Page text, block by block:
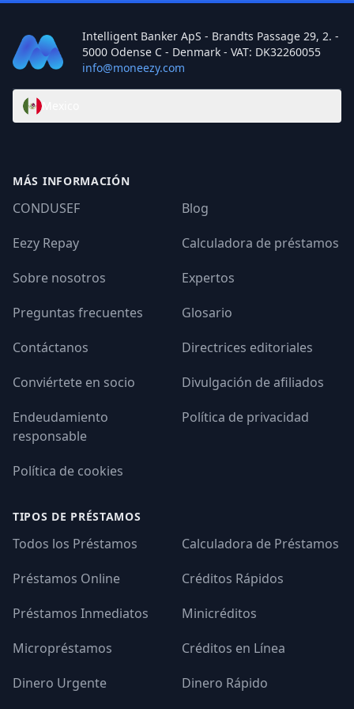
conveniente para ti.
Intelligent Banker ApS - Brandts Passage 29, 2. -
5000 Odense C - Denmark - VAT: DK32260055
info@moneezy.com
MÁS INFORMACIÓN
CONDUSEF
Blog
Eezy Repay
Calculadora de préstamos
Sobre nosotros
Expertos
Preguntas frecuentes
Glosario
Contáctanos
Directrices editoriales
Conviértete en socio
Divulgación de afiliados
Endeudamiento
responsable
Política de privacidad
Política de cookies
TIPOS DE PRÉSTAMOS
Todos los Préstamos
Calculadora de Préstamos
Préstamos Online
Créditos Rápidos
Préstamos Inmediatos
Minicréditos
Micropréstamos
Créditos en Línea
Dinero Urgente
Dinero Rápido